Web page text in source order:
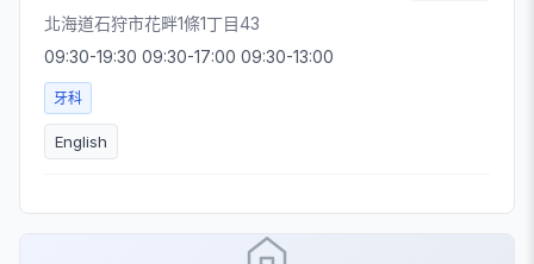
北海道石狩市花畔1條1丁目43
09:30-19:30 09:30-17:00 09:30-13:00
牙科
English